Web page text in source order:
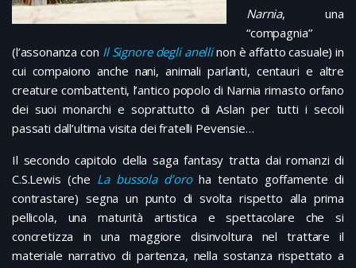
Narnia, una
“compagnia”
(l’assonanza con Il Signore degli anelli non è affatto casuale) in
cui compaiono anche nani, animali parlanti, centauri e altre
creature combattenti, l’antico popolo di Narnia rimasto orfano
dei suoi monarchi e soprattutto di Aslan per tutti i secoli
passati dall’ultima visita dei fratelli Pevensie…
Il secondo capitolo della saga fantasy tratta dai romanzi di
C.S.Lewis (che La bussola d’oro ha tentato goffamente di
contrastare) segna un punto di svolta rispetto alla prima
pellicola, una maturità artistica e spettacolare che si
concretizza in una maggiore disinvoltura nel trattare il
materiale narrativo di partenza, nella sostanza rispettato a